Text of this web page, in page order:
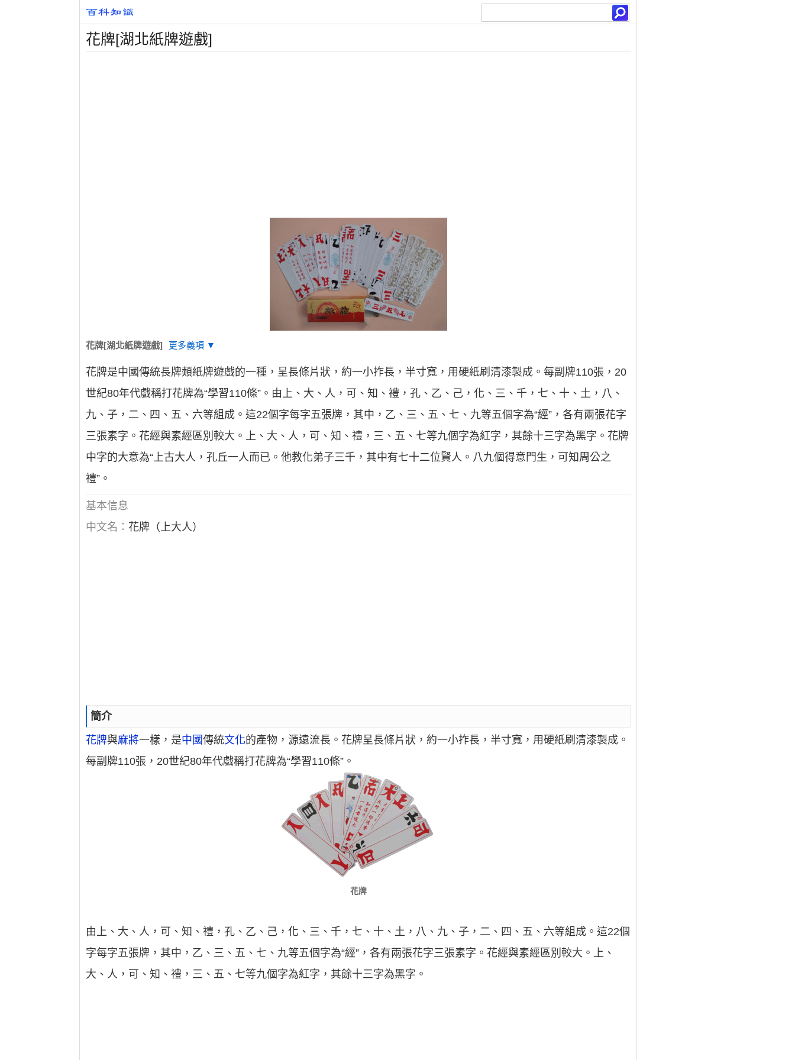
花牌[湖北紙牌遊戲]
花牌[湖北紙牌遊戲] 更多義項 ▼
花牌是中國傳統長牌類紙牌遊戲的一種，呈長條片狀，約一小拃長，半寸寬，用硬紙刷清漆製成。每副牌110張，20
世紀80年代戲稱打花牌為“學習110條”。由上、大、人，可、知、禮，孔、乙、己，化、三、千，七、十、土，八、
九、子，二、四、五、六等組成。這22個字每字五張牌，其中，乙、三、五、七、九等五個字為“經”，各有兩張花字
三張素字。花經與素經區別較大。上、大、人，可、知、禮，三、五、七等九個字為紅字，其餘十三字為黑字。花牌
中字的大意為“上古大人，孔丘一人而已。他教化弟子三千，其中有七十二位賢人。八九個得意門生，可知周公之
禮”。
基本信息
中文名：花牌（上大人）
簡介
花牌與麻將一樣，是中國傳統文化的產物，源遠流長。花牌呈長條片狀，約一小拃長，半寸寬，用硬紙刷清漆製成。
每副牌110張，20世紀80年代戲稱打花牌為“學習110條”。
花牌
由上、大、人，可、知、禮，孔、乙、己，化、三、千，七、十、土，八、九、子，二、四、五、六等組成。這22個
字每字五張牌，其中，乙、三、五、七、九等五個字為“經”，各有兩張花字三張素字。花經與素經區別較大。上、
大、人，可、知、禮，三、五、七等九個字為紅字，其餘十三字為黑字。